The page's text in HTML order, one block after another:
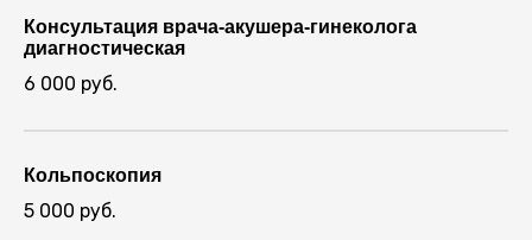
Консультация врача-акушера-гинеколога
диагностическая
6 000 руб.
Кольпоскопия
5 000 руб.